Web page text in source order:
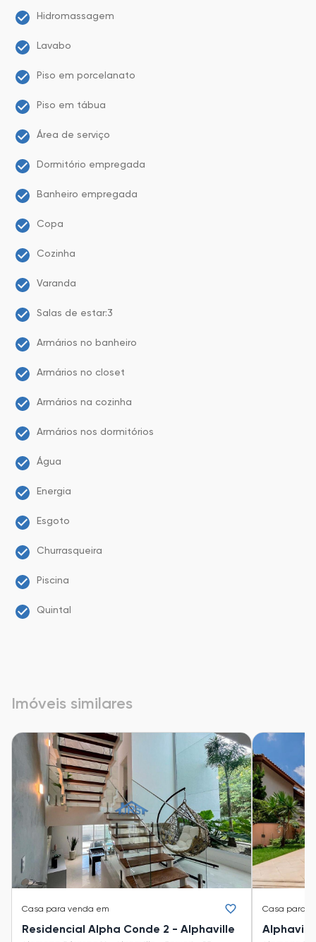
Hidromassagem
Lavabo
Piso em porcelanato
Piso em tábua
Área de serviço
Dormitório empregada
Banheiro empregada
Copa
Cozinha
Varanda
Salas de estar:3
Armários no banheiro
Armários no closet
Armários na cozinha
Armários nos dormitórios
Água
Energia
Esgoto
Churrasqueira
Piscina
Quintal
Imóveis similares
Casa para venda em
Residencial Alpha Conde 2 - Alphaville
Casa para